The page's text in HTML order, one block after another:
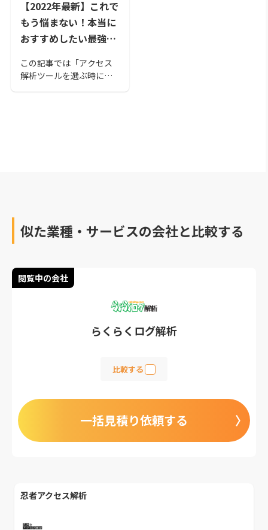
【2022年最新】これで
もう悩まない！本当に
おすすめしたい最強ア
すめ29選
この記事では「アクセス
解析ツールを選ぶ時に見
似た業種・サービスの会社と比較する
閲覧中の会社
らくらくログ解析
比較する
一括見積り依頼する
忍者アクセス解析